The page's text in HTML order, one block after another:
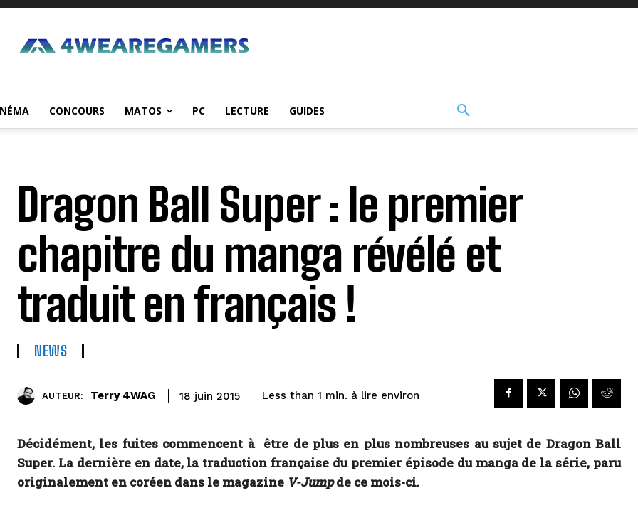
CONCOURS MATOS PC LECTURE GUIDES
Dragon Ball Super : le premier
chapitre du manga révélé et
traduit en français !
NEWS
AUTEUR: Terry 4WAG 18 juin 2015 Less than 1 min. à lire environ
Décidément, les fuites commencent à être de plus en plus nombreuses au sujet de Dragon Ball
Super. La dernière en date, la traduction française du premier épisode du manga de la série, paru
originalement en coréen dans le magazine V-Jumpde ce mois-ci.